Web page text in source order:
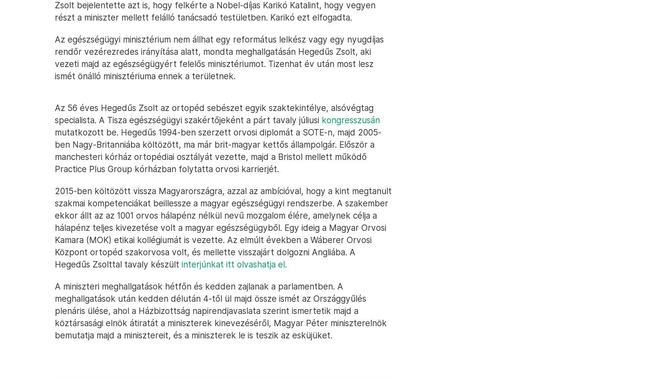
Zsolt bejelentette azt is, hogy felkérte a Nobel-díjas Karikó Katalint, hogy vegyen
részt a miniszter mellett felálló tanácsadó testületben. Karikó ezt elfogadta.
Az egészségügyi minisztérium nem állhat egy református lelkész vagy egy nyugdíjas
rendőr vezérezredes irányítása alatt, mondta meghallgatásán Hegedűs Zsolt, aki
vezeti majd az egészségügyért felelős minisztériumot. Tizenhat év után most lesz
ismét önálló minisztériuma ennek a területnek.
Az 56 éves Hegedűs Zsolt az ortopéd sebészet egyik szaktekintélye, alsóvégtag
specialista. A Tisza egészségügyi szakértőjeként a párt tavaly júliusi kongresszusán
mutatkozott be. Hegedűs 1994-ben szerzett orvosi diplomát a SOTE-n, majd 2005-
ben Nagy-Britanniába költözött, ma már brit-magyar kettős állampolgár. Először a
manchesteri kórház ortopédiai osztályát vezette, majd a Bristol mellett működő
Practice Plus Group kórházban folytatta orvosi karrierjét.
2015-ben költözött vissza Magyarországra, azzal az ambícióval, hogy a kint megtanult
szakmai kompetenciákat beillessze a magyar egészségügyi rendszerbe. A szakember
ekkor állt az az 1001 orvos hálapénz nélkül nevű mozgalom élére, amelynek célja a
hálapénz teljes kivezetése volt a magyar egészségügyből. Egy ideig a Magyar Orvosi
Kamara (MOK) etikai kollégiumát is vezette. Az elmúlt években a Wáberer Orvosi
Központ ortopéd szakorvosa volt, és mellette visszajárt dolgozni Angliába. A
Hegedűs Zsolttal tavaly készült interjúnkat itt olvashatja el.
A miniszteri meghallgatások hétfőn és kedden zajlanak a parlamentben. A
meghallgatások után kedden délután 4-től ül majd össze ismét az Országgyűlés
plenáris ülése, ahol a Házbizottság napirendjavaslata szerint ismertetik majd a
köztársasági elnök átiratát a miniszterek kinevezéséről, Magyar Péter miniszterelnök
bemutatja majd a minisztereit, és a miniszterek le is teszik az esküjüket.